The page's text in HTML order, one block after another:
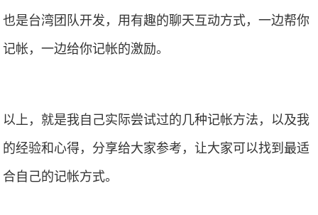
也是台湾团队开发，用有趣的聊天互动方式，一边帮你
记帐，一边给你记帐的激励。
以上，就是我自己实际尝试过的几种记帐方法，以及我
的经验和心得，分享给大家参考，让大家可以找到最适
合自己的记帐方式。